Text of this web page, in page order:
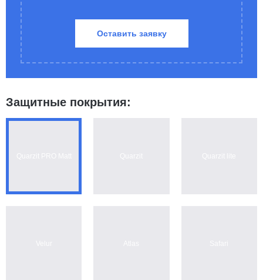
Оставить заявку
Защитные покрытия: